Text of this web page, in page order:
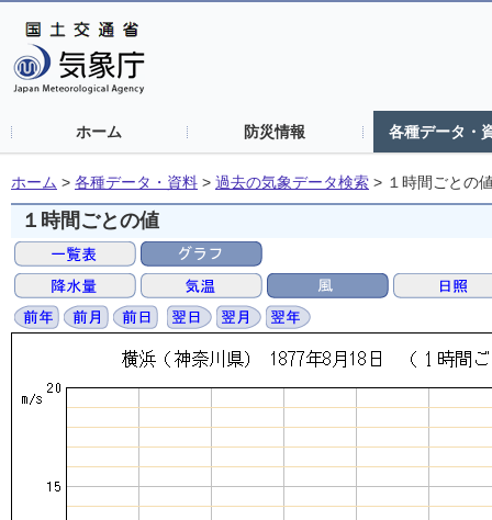
ホーム 防災情報 各種データ・
ホーム > 各種データ・資料 > 過去の気象データ検索 > １時間ごとの
１時間ごとの値